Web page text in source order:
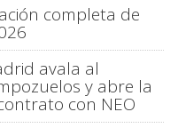
completa de
avala al
y abre la
con NEO